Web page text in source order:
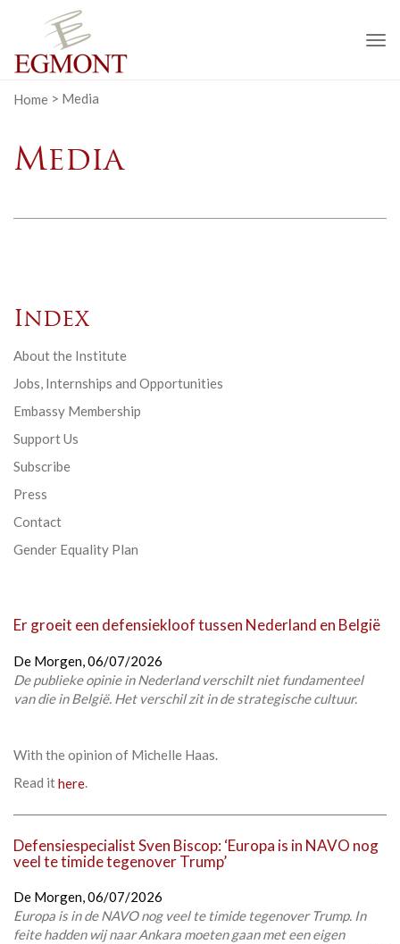
Home > Media
Media
Index
About the Institute
Jobs, Internships and Opportunities
Embassy Membership
Support Us
Subscribe
Press
Contact
Gender Equality Plan
Er groeit een defensiekloof tussen Nederland en België
De Morgen, 06/07/2026
De publieke opinie in Nederland verschilt niet fundamenteel
van die in België. Het verschil zit in de strategische cultuur.
With the opinion of Michelle Haas
Read ithere.
Defensiespecialist Sven Biscop: ‘Europa is in NAVO nog
veel te timide tegenover Trump’
De Morgen,06/07/2026
Europa is in de NAVO nog veel te timide tegenover Trump. In
feite hadden wij naar Ankara moeten gaan met een eigen